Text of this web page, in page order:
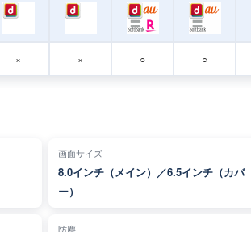
× × ○ ○
画面サイズ
8.0インチ（メイン）／6.5インチ（カバ
ー）
防塵